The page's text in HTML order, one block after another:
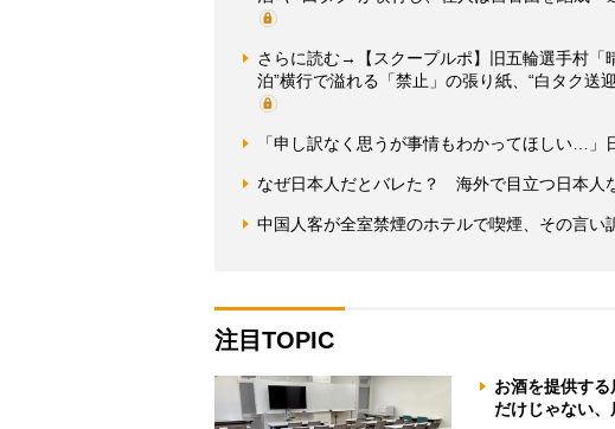
さらに読む→【スクープルポ】旧五輪選手村
泊”横行で溢れる「禁止」の張り紙、“白タク送
「申し訳なく思うが事情もわかってほしい…
なぜ日本人だとバレた？ 海外で目立つ日本人
中国人客が全室禁煙のホテルで喫煙、その言い
注目TOPIC
お酒を提供す
だけじゃない